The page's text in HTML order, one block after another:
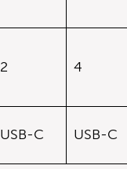
2 4
USB-C USB-C